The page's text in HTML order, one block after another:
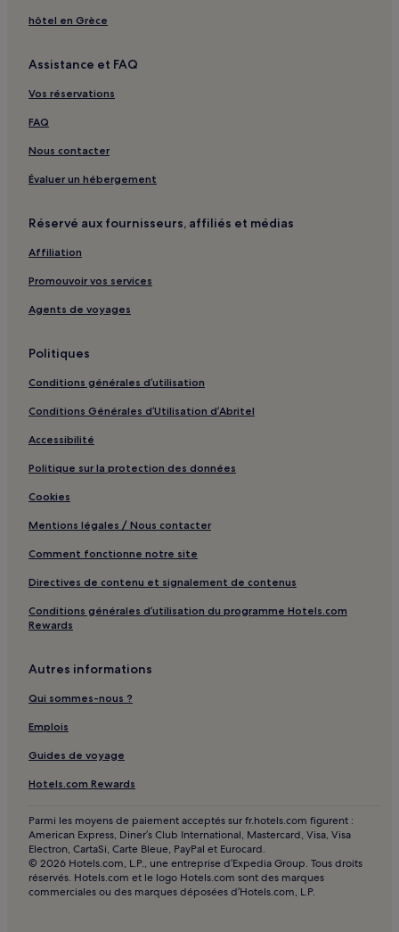
Écomusée de la tuilerie de Pouligny : hôtels à proximité
La Souterraine : hôtels Hôtels avec parking
La Souterraine : hôtels
Étang de Courtille : hôtels à proximité
Château de Bridiers : hôtels à proximité
Élan Limousin Avenir Nature : hôtels
Grand Guéret : hôtels
Creuse : hôtels
Communauté de communes de Bénévent-Grand-Bourg :
hôtel en Grèce
Assistance et FAQ
Vos réservations
FAQ
Nous contacter
Évaluer un hébergement
Réservé aux fournisseurs, affiliés et médias
Affiliation
Promouvoir vos services
Agents de voyages
Politiques
Conditions générales d’utilisation
Conditions Générales d’Utilisation d’Abritel
Accessibilité
Politique sur la protection des données
Cookies
Mentions légales / Nous contacter
Comment fonctionne notre site
Directives de contenu et signalement de contenus
Conditions générales d’utilisation du programme Hotels.com
Rewards
Autres informations
Qui sommes-nous ?
Emplois
Guides de voyage
Hotels.com Rewards
Parmi les moyens de paiement acceptés sur fr.hotels.com figurent :
American Express, Diner’s Club International, Mastercard, Visa, Visa
Electron, CartaSi, Carte Bleue, PayPal et Eurocard.
© 2026 Hotels.com, L.P., une entreprise d’Expedia Group. Tous droits
réservés. Hotels.com et le logo Hotels.com sont des marques
commerciales ou des marques déposées d’Hotels.com, L.P.